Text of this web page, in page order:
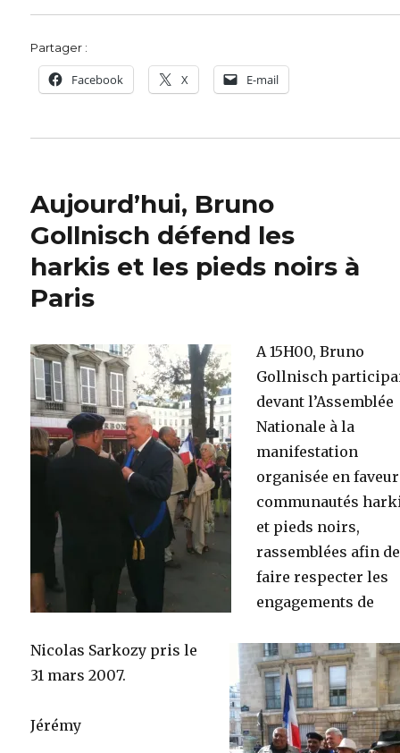
Partager :
Facebook X E-mail
Aujourd’hui, Bruno
Gollnisch défend les
harkis et les pieds noirs à
Paris
A 15H00, Bruno
Gollnisch
devant l’Assemblée
Nationale à la
manifestation
organisée en
communautés
et pieds noirs,
rassemblées afin de
faire respecter les
engagements de
Nicolas Sarkozy pris le
31 mars 2007.
Jérémy